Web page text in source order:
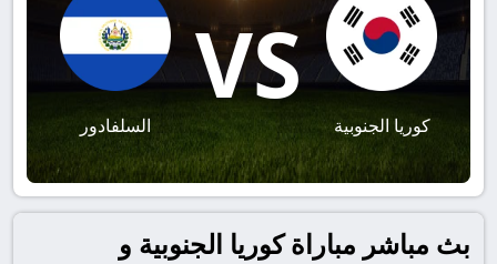
كوريا الجنوبية
VS
السلفادور
بث مباشر مباراة كوريا الجنوبية و